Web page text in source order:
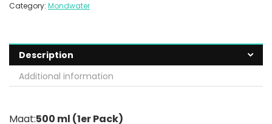
Category: Mondwater
Description
Additional information
Maat:500 ml (1er Pack)